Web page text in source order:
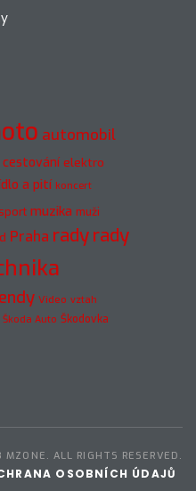
automobil
cestování elektro
a pití koncert
muzika muži
Praha radyrady
Video vztah
Škoda Auto Škodovka
ALL RIGHTS RESERVED.
OSOBNÍCH ÚDAJŮ